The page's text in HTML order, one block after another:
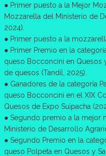
● Primer puesto a la Mejor
Mozzarella del Ministerio de
2024).
● Primer puesto a la
● Primer Premio en la
queso Bocconcini en Quesos
de quesos (Tandil, 2025).
● Ganadores de la categoría
queso Bocconcini en el XIX
Quesos de Expo Suipacha
● Segundo premio a la mejor
Ministerio de Desarrollo
● Segundo Premio en la
queso Polpeta en Quesos y